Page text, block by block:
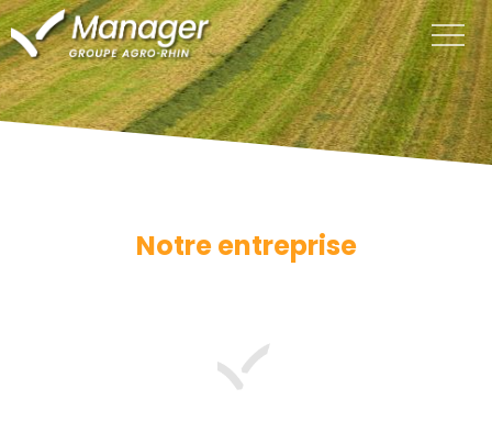
Notre entreprise